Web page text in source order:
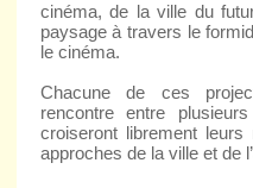
cinéma, de la ville du
paysage à travers le
le cinéma.
Chacune de ces
rencontre entre
croiseront librement
approches de la ville et de